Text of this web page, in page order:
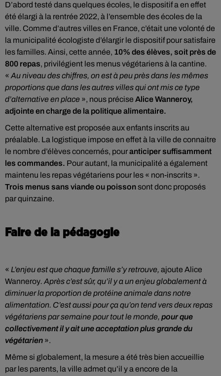
D’abord testé dans quelques écoles, le dispositif a en effet
été élargi à la rentrée 2022, à l’ensemble des écoles de la
ville. Comme d’autres villes en France, c’était une volonté de
la municipalité écologiste d’élargir le dispositif pour satisfaire
les familles. Ainsi, cette année, 10% des élèves, soit près de
800 repas, privilégient les menus végétariens à la cantine.
« Au niveau des chiffres, on est à peu près dans les mêmes
proportions que dans les autres villes qui ont mis ce type
d’alternative en place », nous précise Alice Wanneroy,
adjointe en charge de la politique alimentaire.
Cette alternative est proposée aux enfants inscrits au
préalable. La logistique impose en effet à la ville de connaitre
le nombre d’élèves concernés, pouranticiper suffisamment
les commandes. Pour autant, la municipalité a également
maintenu les repas végétariens pour les « non-inscrits ».
Trois menus sans viande ou poissonsont donc proposés
par quinzaine.
Faire de la pédagogie
« L’enjeu est que chaque famille s’y retrouve, ajoute Alice
Wanneroy. Après c’est sûr, qu’il y a un enjeu globalement à
diminuer la proportion de protéine animale dans notre
alimentation. C’est aussi pour ça qu’on tend vers deux repas
végétariens par semaine pour tout le monde, pour que
collectivement il y ait une acceptation plus grande du
végétarien ».
Même si globalement, la mesure a été très bien accueillie
par les parents, la ville admet qu’il y a encore de la